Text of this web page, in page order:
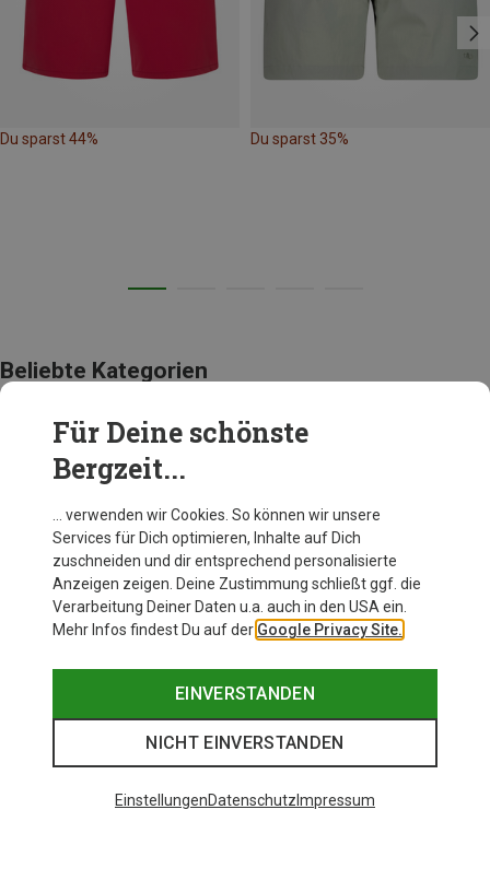
Du sparst 44% Du sparst 35%
Beliebte Kategorien
TRINKFLASCHEN ZUM WANDERN
Für Deine schönste
Bergzeit...
… verwenden wir Cookies. So können wir unsere
Services für Dich optimieren, Inhalte auf Dich
zuschneiden und dir entsprechend personalisierte
Anzeigen zeigen. Deine Zustimmung schließt ggf. die
Verarbeitung Deiner Daten u.a. auch in den USA ein.
Mehr Infos findest Du auf der Google Privacy Site.
EINVERSTANDEN
NICHT EINVERSTANDEN
EinstellungenDatenschutz Impressum